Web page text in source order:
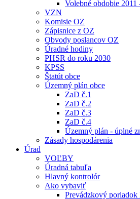
Volebné obdobie 2011
VZN
Komisie OZ
Zápisnice z OZ
Obvody poslancov OZ
Úradné hodiny
PHSR do roku 2030
KPSS
Štatút obce
Územný plán obce
ZaD č.1
ZaD č.2
ZaD č.3
ZaD č.4
Územný plán - úplné
Zásady hospodárenia
Úrad
VOĽBY
Úradná tabuľa
Hlavný kontrolór
Ako vybaviť
Prevádzkový